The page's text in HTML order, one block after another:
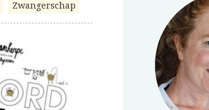
Zwangerschap